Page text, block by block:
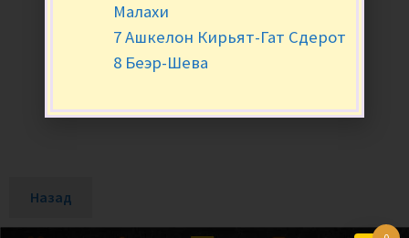
Назад
Малахи
7 Ашкелон Кирьят-Гат Сдерот
8 Беэр-Шева